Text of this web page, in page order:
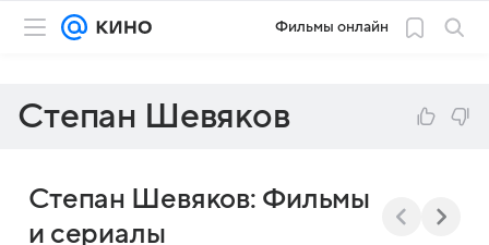
Фильмы онлайн
Степан Шевяков
Степан Шевяков: Фильмы
и сериалы